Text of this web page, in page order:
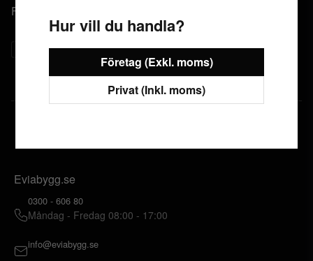
Hur vill du handla?
Företag (Exkl. moms)
Privat (Inkl. moms)
Fraktalternativ
Eviabygg.se
0300 - 606 80
Måndag - Fredag 08:00 - 17:00
info@eviabygg.se